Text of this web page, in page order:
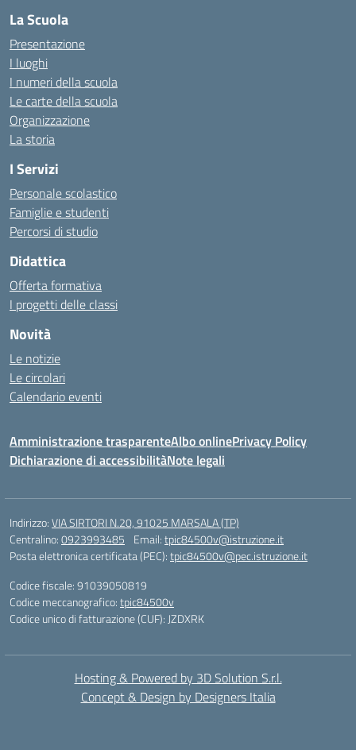
La Scuola
Presentazione
I luoghi
I numeri della scuola
Le carte della scuola
Organizzazione
La storia
I Servizi
Personale scolastico
Famiglie e studenti
Percorsi di studio
Didattica
Offerta formativa
I progetti delle classi
Novità
Le notizie
Le circolari
Calendario eventi
Amministrazione trasparenteAlbo onlinePrivacy Policy
Dichiarazione di accessibilitàNote legali
Indirizzo:VIA SIRTORI N.20, 91025 MARSALA (TP)
Centralino:0923993485 Email:tpic84500v@istruzione.it
Posta elettronica certificata (PEC):tpic84500v@pec.istruzione.it
Codice fiscale: 91039050819
Codice meccanografico:tpic84500v
Codice unico di fatturazione (CUF): JZDXRK
Hosting & Powered by 3D Solution S.r.l.
Concept & Design by Designers Italia